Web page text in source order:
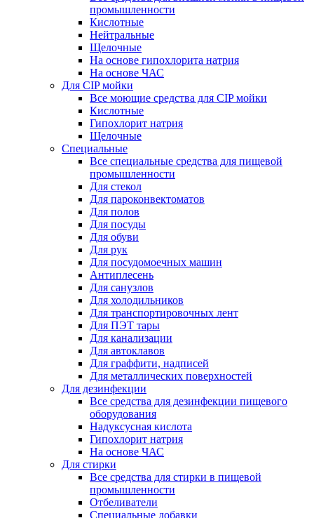
промышленности
Кислотные
Нейтральные
Щелочные
На основе гипохлорита натрия
На основе ЧАС
Для CIP мойки
Все моющие средства для CIP мойки
Кислотные
Гипохлорит натрия
Щелочные
Специальные
Все специальные средства для пищевой
промышленности
Для стекол
Для пароконвектоматов
Для полов
Для посуды
Для обуви
Для рук
Для посудомоечных машин
Антиплесень
Для санузлов
Для холодильников
Для транспортировочных лент
Для ПЭТ тары
Для канализации
Для автоклавов
Для граффити, надписей
Для металлических поверхностей
Для дезинфекции
Все средства для дезинфекции пищевого
оборудования
Надуксусная кислота
Гипохлорит натрия
На основе ЧАС
Для стирки
Все средства для стирки в пищевой
промышленности
Отбеливатели
Специальные добавки